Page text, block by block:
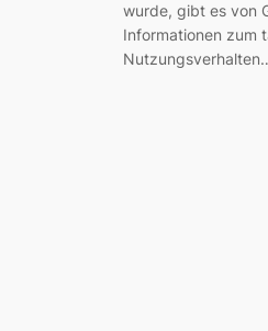
wurde, gibt es von
Informationen zum